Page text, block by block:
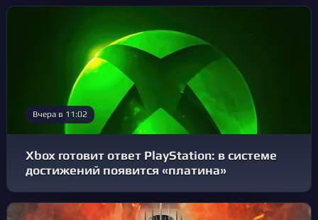
Вчера в 11:02
Xbox готовит ответ PlayStation: в системе
достижений появится «платина»